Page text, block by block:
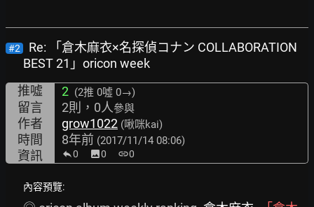
#2
Re: 「倉木麻衣×名探偵コナン COLLABORATION
BEST 21」oricon week
推噓
2 (2推 0噓 0→)
留言 2則，0人參與
作者 grow1022 (啾咪kai)
時間 8年前 (2017/11/14 08:06)
資訊 0 image0 link0
內容預覽: